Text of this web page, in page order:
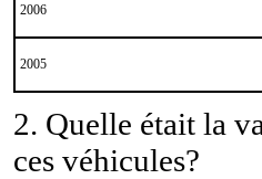
2006
2005
2. Quelle était la
ces véhicules?